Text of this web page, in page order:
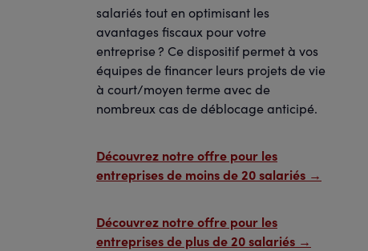
salariés tout en optimisant les
avantages fiscaux pour votre
entreprise ? Ce dispositif permet à vos
équipes de financer leurs projets de vie
à court/moyen terme avec de
nombreux cas de déblocage anticipé.
Découvrez notre offre pour les
entreprises de moins de 20 salariés →
Découvrez notre offre pour les
entreprises de plus de 20 salariés →